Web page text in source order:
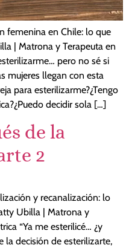
femenina en Chile: lo que
| Matrona y Terapeuta en
pero no sé si
mujeres llegan con esta
para esterilizarme?¿Tengo
decidir sola […]
de la
2
y recanalización: lo
Ubilla | Matrona y
“Ya me esterilicé… ¿y
la decisión de esterilizarte,